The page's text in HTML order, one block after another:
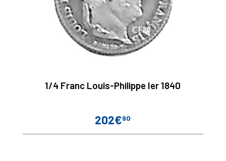
1/4 Franc Louis-Philippe Ier 1840
Prix
202€90